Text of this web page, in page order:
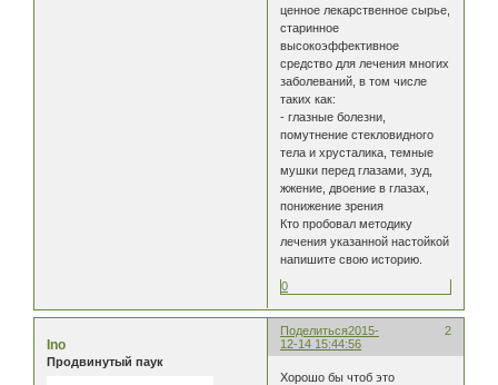
ценное лекарственное сырье,
старинное
высокоэффективное
средство для лечения многих
заболеваний, в том числе
таких как:
- глазные болезни,
помутнение стекловидного
тела и хрусталика, темные
мушки перед глазами, зуд,
жжение, двоение в глазах,
понижение зрения
Кто пробовал методику
лечения указанной настойкой
напишите свою историю.
0
Поделиться 2
2015-
12-14 15:44:56
Ino
Продвинутый паук
Хорошо бы чтоб это